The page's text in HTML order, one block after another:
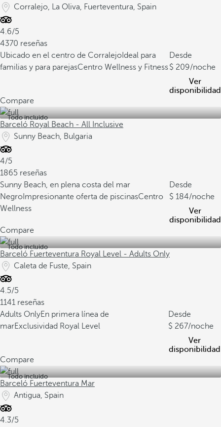
Corralejo, La Oliva, Fuerteventura, Spain
4.6/5
4370 reseñas
Ubicado en el centro de Corralejo Ideal para
familias y para parejasCentro Wellness y Fitness
Desde
209/noche
Ver
disponibilidad
Compare
Todo incluido
Barceló Royal Beach - All Inclusive
Sunny Beach, Bulgaria
4/5
1865 reseñas
Sunny Beach, en plena costa del mar
Negro Impresionante oferta de piscinasCentro
Wellness
Desde
184/noche
Ver
disponibilidad
Compare
Todo incluido
Barceló Fuerteventura Royal Level - Adults Only
Caleta de Fuste, Spain
4.5/5
1141 reseñas
Adults OnlyEn primera línea de
marExclusividad Royal Level
Desde
267/noche
Ver
disponibilidad
Compare
Todo incluido
Barceló Fuerteventura Mar
Antigua, Spain
4.3/5